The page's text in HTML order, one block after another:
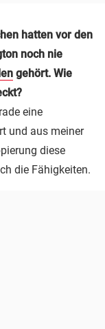
hatten vor den
noch nie
gehört. Wie
eine
und aus meiner
diese
die Fähigkeiten.